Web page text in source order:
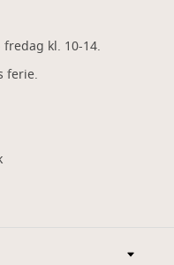
kl. 10-14.
ferie.